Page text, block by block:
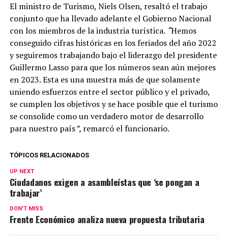
El ministro de Turismo, Niels Olsen, resaltó el trabajo
conjunto que ha llevado adelante el Gobierno Nacional
con los miembros de la industria turística. “Hemos
conseguido cifras históricas en los feriados del año 2022
y seguiremos trabajando bajo el liderazgo del presidente
Guillermo Lasso para que los números sean aún mejores
en 2023. Esta es una muestra más de que solamente
uniendo esfuerzos entre el sector público y el privado,
se cumplen los objetivos y se hace posible que el turismo
se consolide como un verdadero motor de desarrollo
para nuestro país”, remarcó el funcionario.
TÓPICOS RELACIONADOS
UP NEXT
Ciudadanos exigen a asambleístas que ‘se pongan a
trabajar’
DON'T MISS
Frente Económico analiza nueva propuesta tributaria